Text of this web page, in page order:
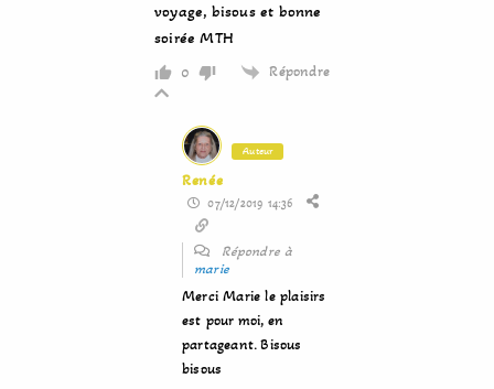
voyage, bisous et bonne
soirée MTH
0 Répondre
Auteur
Renée
07/12/2019 14:36
Répondre à
marie
Merci Marie le plaisirs
est pour moi, en
partageant. Bisous
bisous